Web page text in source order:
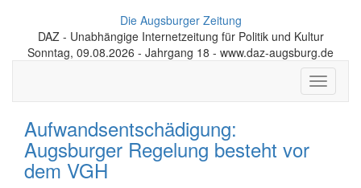
Die Augsburger Zeitung
DAZ - Unabhängige Internetzeitung für Politik und Kultur
Sonntag, 09.08.2026 - Jahrgang 18 - www.daz-augsburg.de
Toggle
Aufwandsentschädigung:
Augsburger Regelung besteht vor
dem VGH